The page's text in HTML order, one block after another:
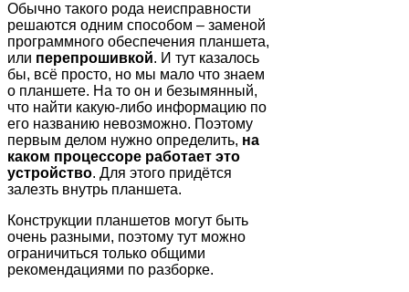
Обычно такого рода неисправности
решаются одним способом – заменой
программного обеспечения планшета,
или перепрошивкой. И тут казалось
бы, всё просто, но мы мало что знаем
о планшете. На то он и безымянный,
что найти какую-либо информацию по
его названию невозможно. Поэтому
первым делом нужно определить, на
каком процессоре работает это
устройство. Для этого придётся
залезть внутрь планшета.
Конструкции планшетов могут быть
очень разными, поэтому тут можно
ограничиться только общими
рекомендациями по разборке.